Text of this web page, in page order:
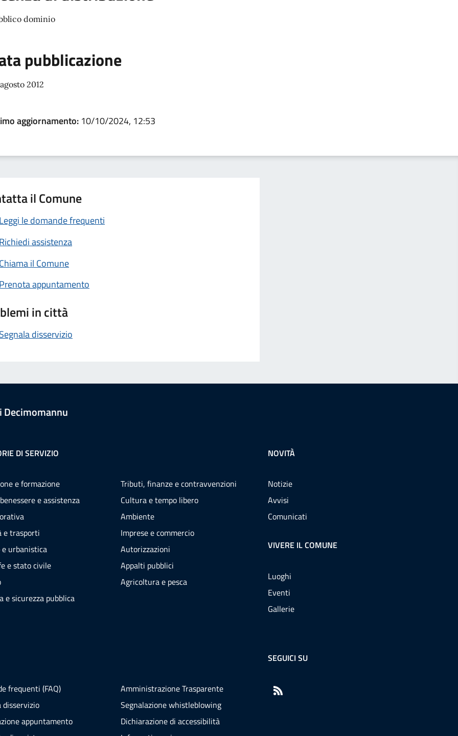
dominio
pubblicazione
2012
aggiornamento: 10/10/2024, 12:53
il Comune
Leggi le domande frequenti
Richiedi assistenza
Chiama il Comune
Prenota appuntamento
in città
Segnala disservizio
Decimomannu
DI SERVIZIO
e formazione
e assistenza
e trasporti
e urbanistica
e stato civile
e sicurezza pubblica
Tributi, finanze e contravvenzioni
Cultura e tempo libero
Ambiente
Imprese e commercio
Autorizzazioni
Appalti pubblici
Agricoltura e pesca
NOVITÀ
Notizie
Avvisi
Comunicati
VIVERE IL COMUNE
Luoghi
Eventi
Gallerie
frequenti (FAQ)
disservizio
appuntamento
Amministrazione Trasparente
Segnalazione whistleblowing
Dichiarazione di accessibilità
SEGUICI SU